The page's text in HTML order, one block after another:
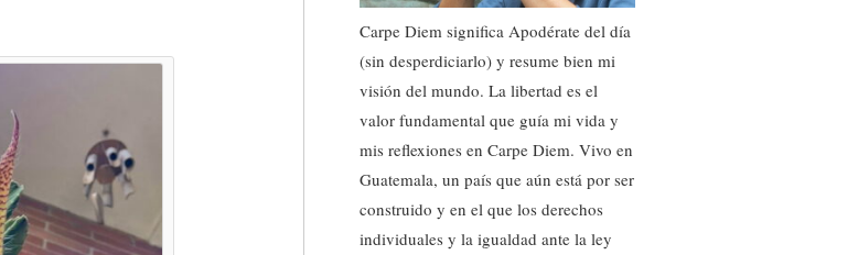
Carpe Diem significa Apodérate del día
(sin desperdiciarlo) y resume bien mi
visión del mundo. La libertad es el
valor fundamental que guía mi vida y
mis reflexiones en Carpe Diem. Vivo en
Guatemala, un país que aún está por ser
construido y en el que los derechos
individuales y la igualdad ante la ley